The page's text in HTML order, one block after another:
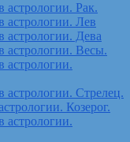
Рак.
астрологии. Лев
Дева
астрологии. Весы.
астрологии.
Стрелец.
Козерог.
астрологии.